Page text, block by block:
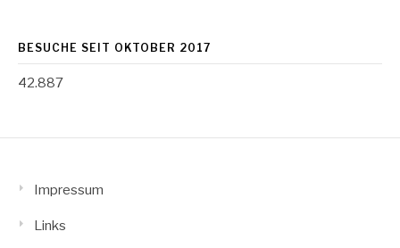
BESUCHE SEIT OKTOBER 2017
42.887
Impressum
Links